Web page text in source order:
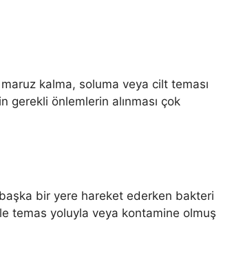
kalma, soluma veya cilt teması
gerekli önlemlerin alınması çok
bir yere hareket ederken bakteri
temas yoluyla veya kontamine olmuş